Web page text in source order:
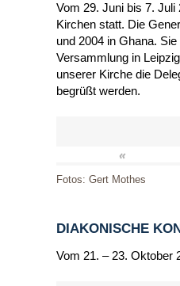
Vom 29. Juni bis 7.
Kirchen statt. Die
und 2004 in Ghana.
Versammlung in
unserer Kirche die
begrüßt werden.
«
Fotos: Gert Mothes
DIAKONISCHE
Vom 21. – 23. Oktober